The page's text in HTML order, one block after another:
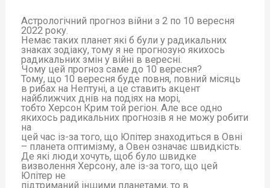
Астрологічний прогноз війни з 2 по 10 вересня
2022 року.
Немає таких планет які б були у радикальних
знаках зодіаку, тому я не прогнозую якихось
радикальних змін у війні в вересні.
Чому цей прогноз саме до 10 вересня?
Тому, що 10 вересня буде повня, повний місяць
в рибах на Нептуні, а це ставить акцент
найближчих днів на подіях на морі,
тобто Херсон Крим той регіон. Але все одно
якихось радикальних прогнозів я не можу робити
на
цей час із-за того, що Юпітер знаходиться в Овні
– планета оптимізму, а Овен означає швидкість.
Де які люди хочуть, щоб було швидке
визволення Херсону, але із-за того, що цей
Юпітер не
підтриманий іншими планетами, то в